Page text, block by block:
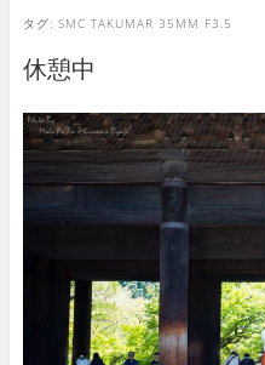
タグ: SMC TAKUMAR 35MM F3.5
休憩中